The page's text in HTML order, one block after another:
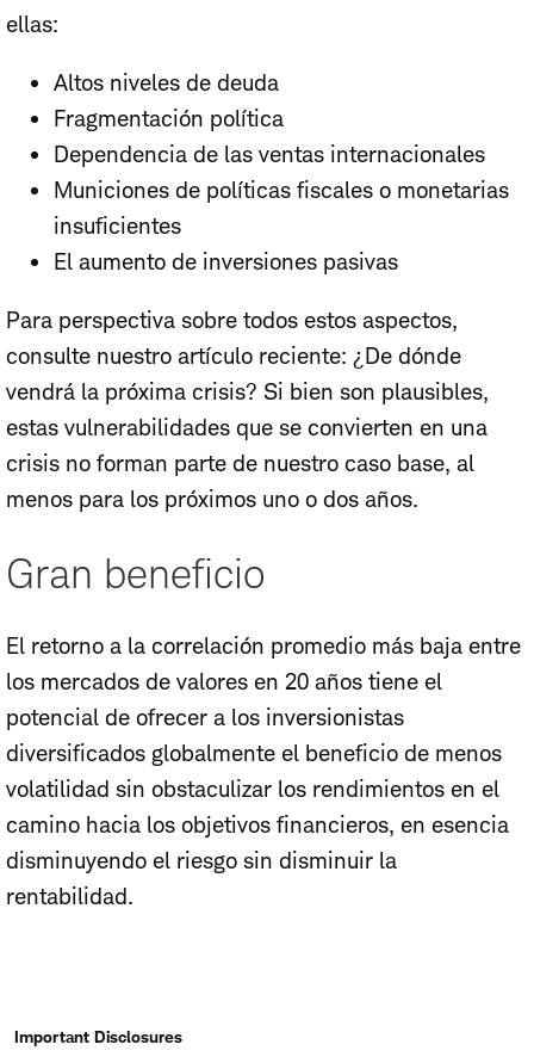
ellas:
Altos niveles de deuda
Fragmentación política
Dependencia de las ventas internacionales
Municiones de políticas fiscales o monetarias
insuficientes
El aumento de inversiones pasivas
Para perspectiva sobre todos estos aspectos,
consulte nuestro artículo reciente: ¿De dónde
vendrá la próxima crisis? Si bien son plausibles,
estas vulnerabilidades que se convierten en una
crisis no forman parte de nuestro caso base, al
menos para los próximos uno o dos años.
Gran beneficio
El retorno a la correlación promedio más baja entre
los mercados de valores en 20 años tiene el
potencial de ofrecer a los inversionistas
diversificados globalmente el beneficio de menos
volatilidad sin obstaculizar los rendimientos en el
camino hacia los objetivos financieros, en esencia
disminuyendo el riesgo sin disminuir la
rentabilidad.
Important Disclosures